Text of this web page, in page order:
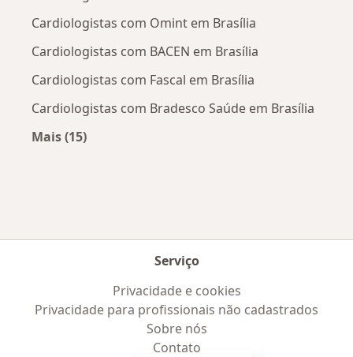
Cardiologistas com Omint em Brasília
Cardiologistas com BACEN em Brasília
Cardiologistas com Fascal em Brasília
Cardiologistas com Bradesco Saúde em Brasília
Mais (15)
Serviço
Privacidade e cookies
Privacidade para profissionais não cadastrados
Sobre nós
Contato